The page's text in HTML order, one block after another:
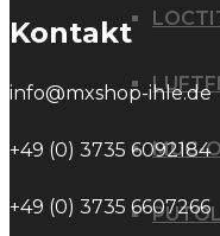
MUC-
Kontakt
info@mxshop-ihle.de
+49 (0) 3735 6092184
+49 (0) 3735 6607266